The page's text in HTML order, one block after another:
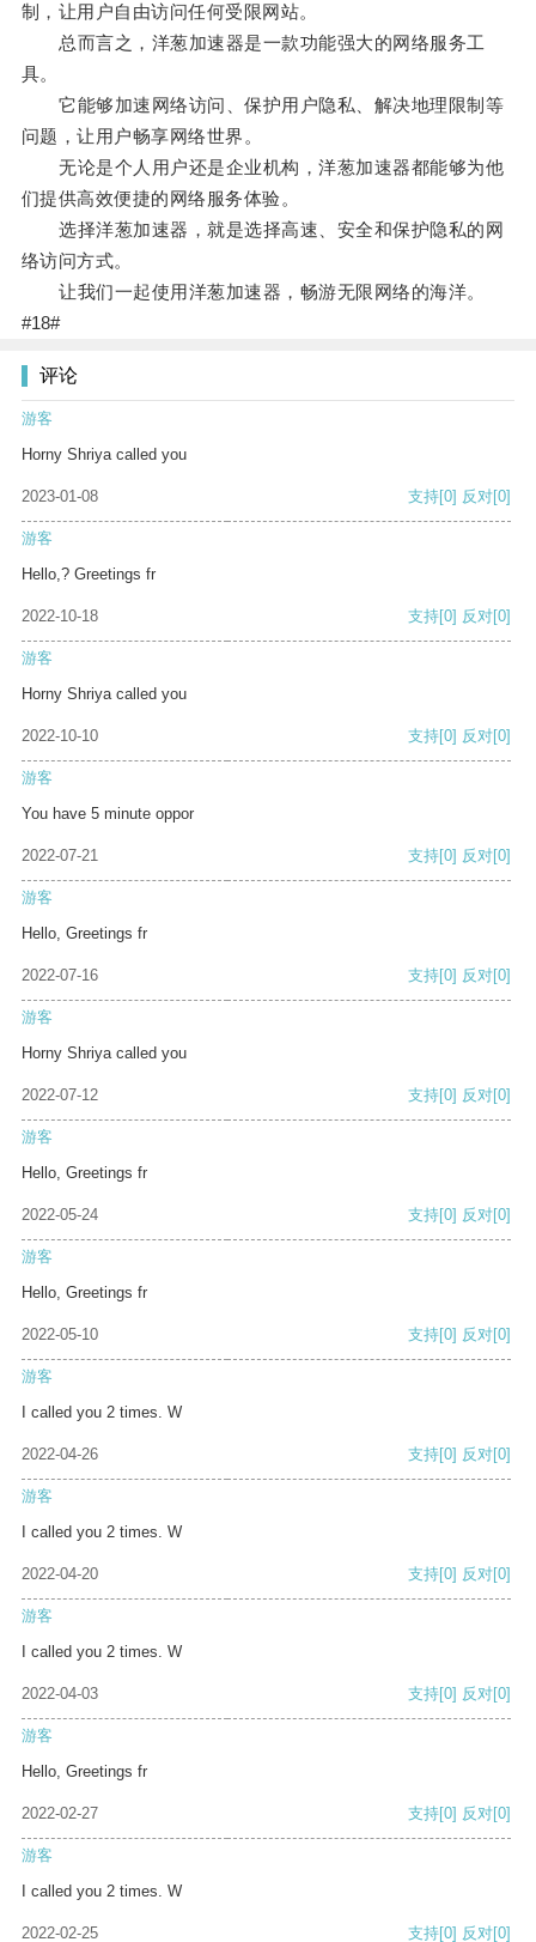
制，让用户自由访问任何受限网站。
总而言之，洋葱加速器是一款功能强大的网络服务工
具。
它能够加速网络访问、保护用户隐私、解决地理限制等
问题，让用户畅享网络世界。
无论是个人用户还是企业机构，洋葱加速器都能够为他
们提供高效便捷的网络服务体验。
选择洋葱加速器，就是选择高速、安全和保护隐私的网
络访问方式。
让我们一起使用洋葱加速器，畅游无限网络的海洋。
#18#
评论
游客
Horny Shriya called you
2023-01-08 支持[0] 反对[0]
游客
Hello,? Greetings fr
2022-10-18 支持[0] 反对[0]
游客
Horny Shriya called you
2022-10-10 支持[0] 反对[0]
游客
You have 5 minute oppor
2022-07-21 支持[0] 反对[0]
游客
Hello, Greetings fr
2022-07-16 支持[0] 反对[0]
游客
Horny Shriya called you
2022-07-12 支持[0] 反对[0]
游客
Hello, Greetings fr
2022-05-24 支持[0] 反对[0]
游客
Hello, Greetings fr
2022-05-10 支持[0] 反对[0]
游客
I called you 2 times. W
2022-04-26 支持[0] 反对[0]
游客
I called you 2 times. W
2022-04-20 支持[0] 反对[0]
游客
I called you 2 times. W
2022-04-03 支持[0] 反对[0]
游客
Hello, Greetings fr
2022-02-27 支持[0] 反对[0]
游客
I called you 2 times. W
2022-02-25 支持[0] 反对[0]